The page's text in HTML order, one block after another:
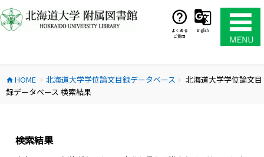
ン
テ
ス
キ
よくある
ご質問
English
home HOME chevron_right 北海道大学学位論文目録データベース chevron_right
北海道大学学位論文目
録データベース 検索結果
検索結果